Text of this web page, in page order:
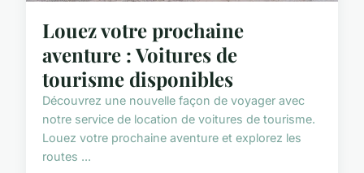
Louez votre prochaine
aventure : Voitures de
tourisme disponibles
Découvrez une nouvelle façon de voyager avec
notre service de location de voitures de tourisme.
Louez votre prochaine aventure et explorez les
routes ...